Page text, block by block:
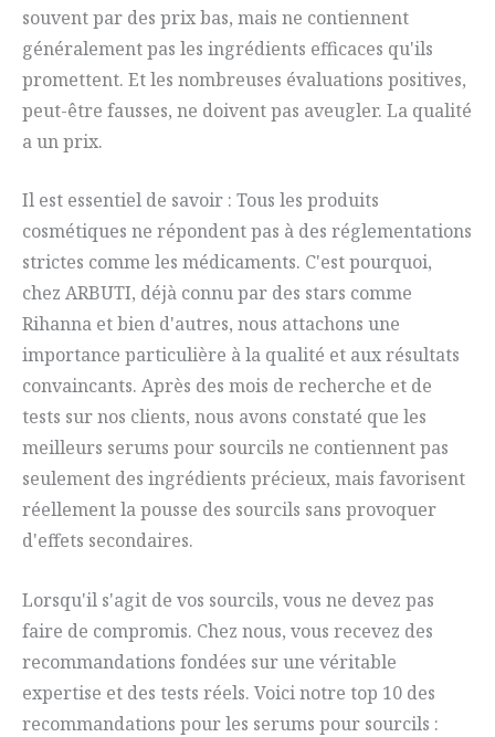
souvent par des prix bas, mais ne contiennent
généralement pas les ingrédients efficaces qu'ils
promettent. Et les nombreuses évaluations positives,
peut-être fausses, ne doivent pas aveugler. La qualité
a un prix.
Il est essentiel de savoir : Tous les produits
cosmétiques ne répondent pas à des réglementations
strictes comme les médicaments. C'est pourquoi,
chez ARBUTI, déjà connu par des stars comme
Rihanna et bien d'autres, nous attachons une
importance particulière à la qualité et aux résultats
convaincants. Après des mois de recherche et de
tests sur nos clients, nous avons constaté que les
meilleurs serums pour sourcils ne contiennent pas
seulement des ingrédients précieux, mais favorisent
réellement la pousse des sourcils sans provoquer
d'effets secondaires.
Lorsqu'il s'agit de vos sourcils, vous ne devez pas
faire de compromis. Chez nous, vous recevez des
recommandations fondées sur une véritable
expertise et des tests réels. Voici notre top 10 des
recommandations pour les serums pour sourcils :